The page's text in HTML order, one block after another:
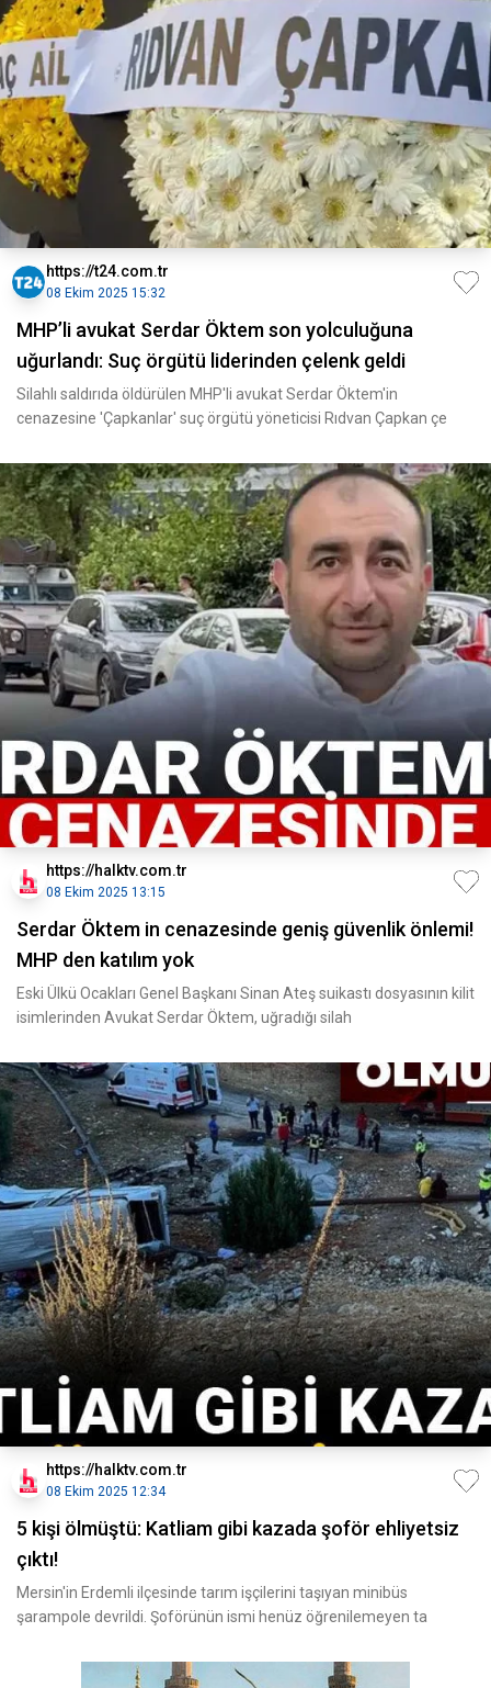
https://t24.com.tr
08 Ekim 2025 15:32
MHP’li avukat Serdar Öktem son yolculuğuna
uğurlandı: Suç örgütü liderinden çelenk geldi
Silahlı saldırıda öldürülen MHP'li avukat Serdar Öktem'in
cenazesine 'Çapkanlar' suç örgütü yöneticisi Rıdvan Çapkan çe
https://halktv.com.tr
08 Ekim 2025 13:15
Serdar Öktem in cenazesinde geniş güvenlik önlemi!
MHP den katılım yok
Eski Ülkü Ocakları Genel Başkanı Sinan Ateş suikastı dosyasının kilit
isimlerinden Avukat Serdar Öktem, uğradığı silah
https://halktv.com.tr
08 Ekim 2025 12:34
5 kişi ölmüştü: Katliam gibi kazada şoför ehliyetsiz
çıktı!
Mersin'in Erdemli ilçesinde tarım işçilerini taşıyan minibüs
şarampole devrildi. Şoförünün ismi henüz öğrenilemeyen ta